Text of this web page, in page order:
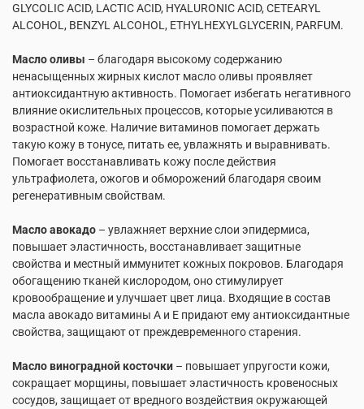
GLYCOLIC ACID, LACTIC ACID, HYALURONIC ACID, CETEARYL
ALCOHOL, BENZYL ALCOHOL, ETHYLHEXYLGLYCERIN, PARFUM.
Масло оливы – благодаря высокому содержанию
ненасыщенных жирных кислот масло оливы проявляет
антиоксидантную активность. Помогает избегать негативного
влияние окислительных процессов, которые усиливаются в
возрастной коже. Наличие витаминов помогает держать
такую кожу в тонусе, питать ее, увлажнять и выравнивать.
Помогает восстанавливать кожу после действия
ультрафиолета, ожогов и обморожений благодаря своим
регенеративным свойствам.
Масло авокадо – увлажняет верхние слои эпидермиса,
повышает эластичность, восстанавливает защитные
свойства и местный иммунитет кожных покровов. Благодаря
обогащению тканей кислородом, оно стимулирует
кровообращение и улучшает цвет лица. Входящие в состав
масла авокадо витамины А и Е придают ему антиоксидантные
свойства, защищают от преждевременного старения.
Масло виноградной косточки – повышает упругости кожи,
сокращает морщины, повышает эластичность кровеносных
сосудов, защищает от вредного воздействия окружающей